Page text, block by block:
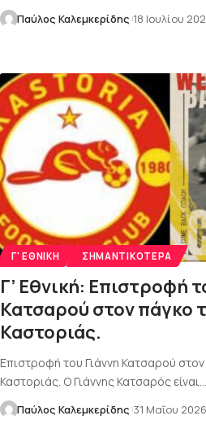
Παύλος Καλεμκερίδης 18 Ιουλίου
Γ' ΕΘΝΙΚΉ ΣΗΜΑΝΤΙΚΌΤΕΡΑ
Γ’ Εθνική: Επιστροφή
Κατσαρού στον πάγκο
Καστοριάς.
Επιστροφή του Γιάννη Κατσαρού
Καστοριάς. Ο Γιάννης Κατσαρός είναι…
Παύλος Καλεμκερίδης 31 Μαΐου 2026